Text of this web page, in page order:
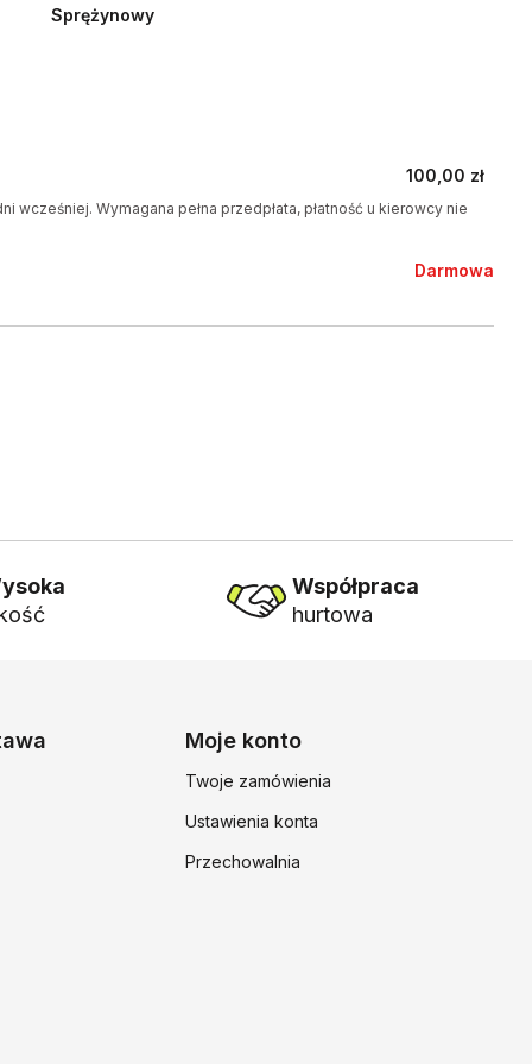
Sprężynowy
100,00 zł
Wymagana pełna przedpłata, płatność u kierowcy nie
Darmowa
Współpraca
hurtowa
Moje konto
Twoje zamówienia
Ustawienia konta
Przechowalnia